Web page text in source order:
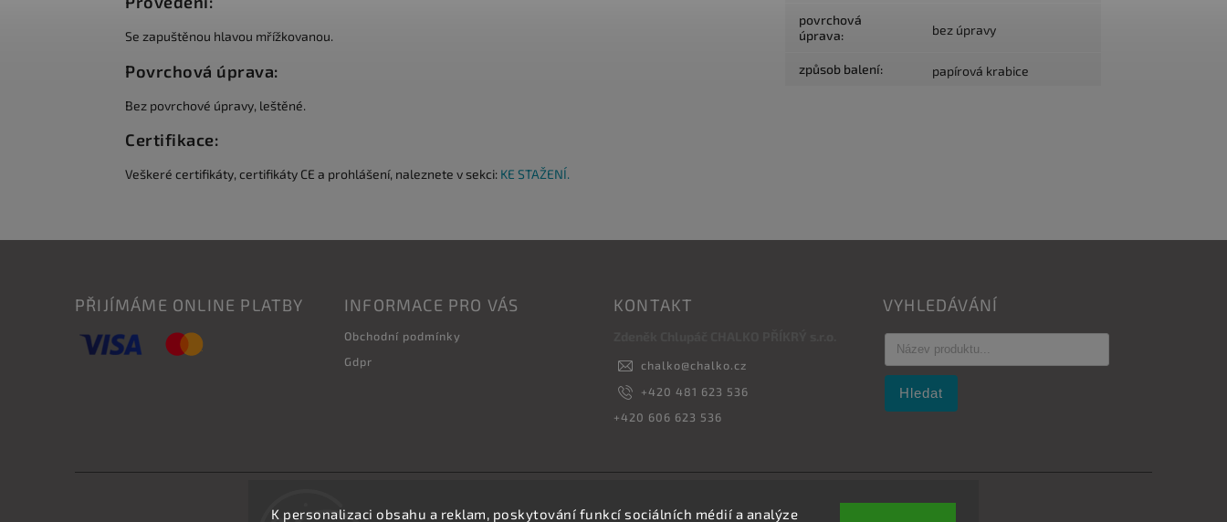
K personalizaci obsahu a reklam, poskytování funkcí sociálních médií a analýze
Se zapuštěnou hlavou mřížkovanou.
Povrchová úprava:
Bez povrchové úpravy, leštěné.
Certifikace:
Veškeré certifikáty, certifikáty CE a prohlášení, naleznete v sekci: KE STAŽENÍ.
povrchová
úprava: bez úpravy
způsob balení: papírová krabice
PŘIJÍMÁME ONLINE PLATBY INFORMACE PRO VÁS
Obchodní podmínky
Gdpr
KONTAKT
chalko@chalko.cz
+420 481 623 536
+420 606 623 536
VYHLEDÁVÁNÍ
Hledat
Copyright 2026Vyrábíme hřebíky . Všechna práva vyhrazena.